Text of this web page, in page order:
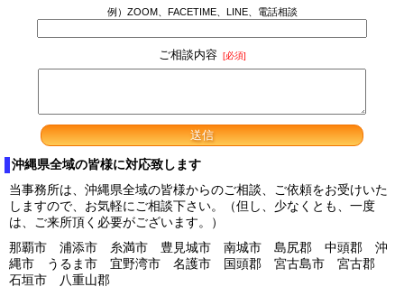
例）ZOOM、FACETIME、LINE、電話相談
ご相談内容[必須]
沖縄県全域の皆様に対応致します
当事務所は、沖縄県全域の皆様からのご相談、ご依頼をお受けいた
しますので、お気軽にご相談下さい。（但し、少なくとも、一度
は、ご来所頂く必要がございます。）
那覇市 浦添市 糸満市 豊見城市 南城市 島尻郡 中頭郡 沖
縄市 うるま市 宜野湾市 名護市 国頭郡 宮古島市 宮古郡
石垣市 八重山郡